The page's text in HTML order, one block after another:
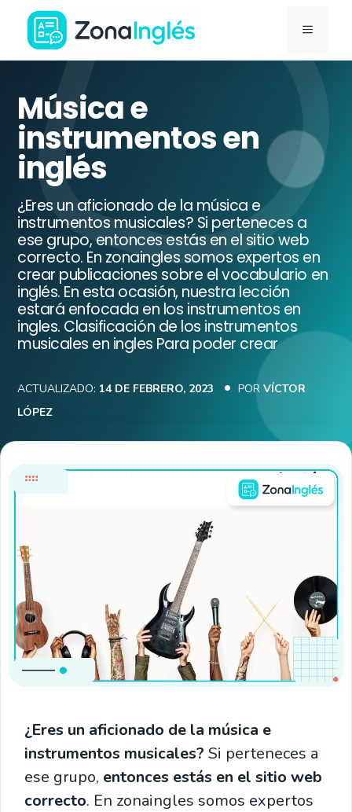
Saltar
contenido
Ir
la
portada
de
ZonaInglés
MENÚ
Música e
instrumentos en
inglés
¿Eres un aficionado de la música e
instrumentos musicales? Si perteneces a
ese grupo, entonces estás en el sitio web
correcto. En zonaingles somos expertos en
crear publicaciones sobre el vocabulario en
inglés. En esta ocasión, nuestra lección
estará enfocada en los instrumentos en
ingles. Clasificación de los instrumentos
musicales en ingles Para poder crear
ACTUALIZADO: 14 DE FEBRERO, 2023 POR VÍCTOR
LÓPEZ
¿Eres un aficionado de la música e
instrumentos musicales? Si perteneces a
ese grupo, entonces estás en el sitio web
correcto. En zonaingles somos expertos